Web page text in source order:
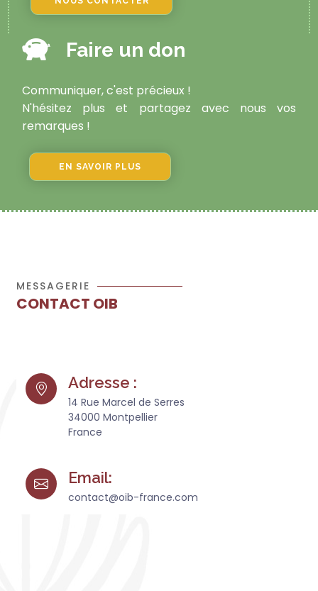
Faire un don
Communiquer, c'est précieux !
N'hésitez plus et partagez avec nous vos
remarques !
EN SAVOIR PLUS
MESSAGERIE
CONTACT OIB
Adresse :
14 Rue Marcel de Serres
34000 Montpellier
France
Email:
contact@oib-france.com